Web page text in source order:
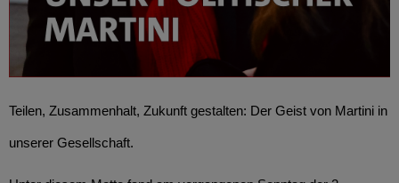
Teilen, Zusammenhalt, Zukunft gestalten: Der Geist von Martini in
unserer Gesellschaft.